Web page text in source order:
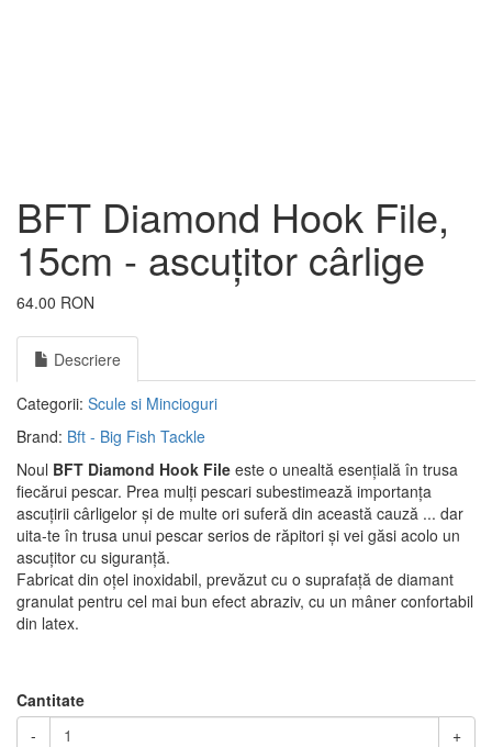
BFT Diamond Hook File,
15cm - ascuțitor cârlige
64.00 RON
Descriere
Categorii: Scule si Mincioguri
Brand: Bft - Big Fish Tackle
Noul BFT Diamond Hook File este o unealtă esențială în trusa
fiecărui pescar. Prea mulți pescari subestimează importanța
ascuțirii cârligelor și de multe ori suferă din această cauză ... dar
uita-te în trusa unui pescar serios de răpitori și vei găsi acolo un
ascuțitor cu siguranță.
Fabricat din oțel inoxidabil, prevăzut cu o suprafață de diamant
granulat pentru cel mai bun efect abraziv, cu un mâner confortabil
din latex.
Cantitate
-
+